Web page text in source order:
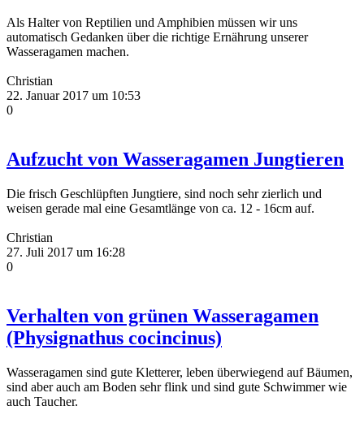
Als Halter von Reptilien und Amphibien müssen wir uns
automatisch Gedanken über die richtige Ernährung unserer
Wasseragamen machen.
Christian
22. Januar 2017 um 10:53
0
Aufzucht von Wasseragamen Jungtieren
Die frisch Geschlüpften Jungtiere, sind noch sehr zierlich und
weisen gerade mal eine Gesamtlänge von ca. 12 - 16cm auf.
Christian
27. Juli 2017 um 16:28
0
Verhalten von grünen Wasseragamen
(Physignathus cocincinus)
Wasseragamen sind gute Kletterer, leben überwiegend auf Bäumen,
sind aber auch am Boden sehr flink und sind gute Schwimmer wie
auch Taucher.